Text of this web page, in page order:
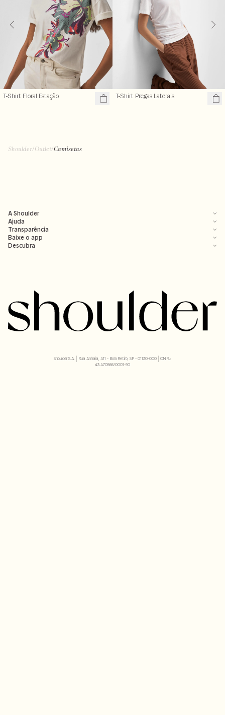
T-Shirt Floral Estação T-Shirt Pregas Laterais
Shoulder/Outlet/Camisetas
A Shoulder
Ajuda
Transparência
Baixe o app
Descubra
Shoulder S.A. | Rua Anhaia, 411 - Bom Retiro, SP - 01130-000 | CNPJ:
43.470566/0001-90